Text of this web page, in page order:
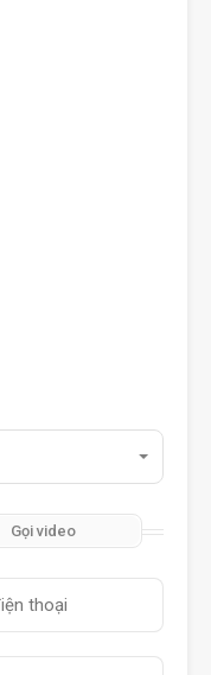
Gọi video